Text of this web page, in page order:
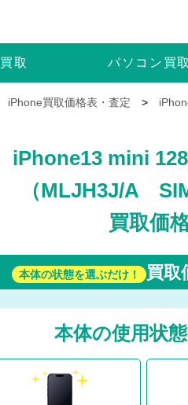
買取 パソコン 買取
iPhone買取価格表・査定 >
iPhone13 mini
（MLJH3J/A
買取価
本体の状態を選ぶだけ！ 買取
本体の使用状